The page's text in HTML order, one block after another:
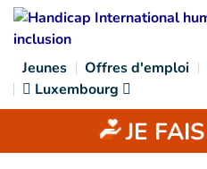
Goto main content
Jeunes Offres d'emploi
Luxembourg
JE FAIS